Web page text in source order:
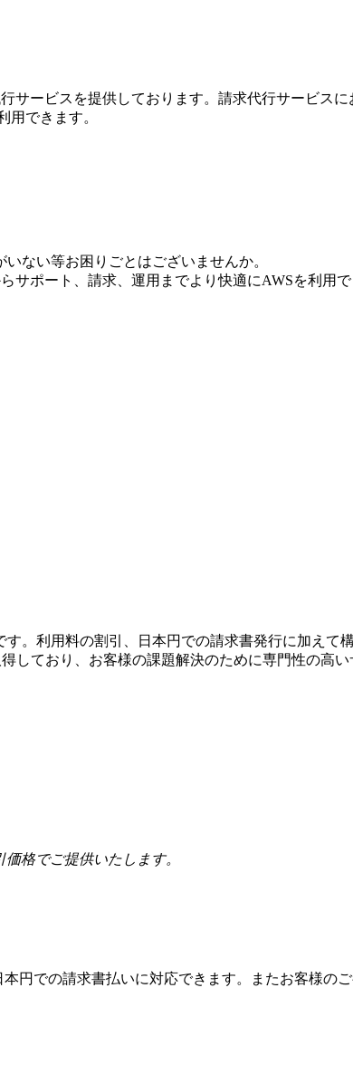
サービスを提供しております。請求代行サービス
用できます。
ない等お困りごとはございませんか。
サポート、請求、運用までより快適にAWSを利用
。利用料の割引、日本円での請求書発行に加えて
しており、お客様の課題解決のために専門性の高い
格でご提供いたします。
円での請求書払いに対応できます。またお客様のご